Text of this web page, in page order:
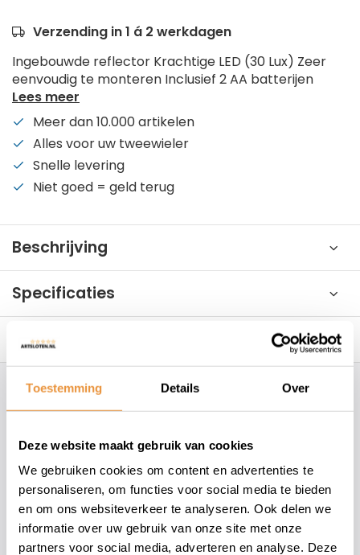
Toestemming Details Over
Deze website maakt gebruik van cookies
We gebruiken cookies om content en advertenties te
personaliseren, om functies voor social media te bieden
en om ons websiteverkeer te analyseren. Ook delen we
informatie over uw gebruik van onze site met onze
partners voor social media, adverteren en analyse. Deze
Verzending in 1 á 2 werkdagen
Ingebouwde reflector Krachtige LED (30 Lux) Zeer
eenvoudig te monteren Inclusief 2 AA batterijen
Lees meer
Meer dan 10.000 artikelen
Alles voor uw tweewieler
Snelle levering
Niet goed = geld terug
Beschrijving
Specificaties
Reviews
Hoe kunnen wij je helpen?
+31 78 780 2330
info@artsloten.nl
157 klanten geven een 4.7